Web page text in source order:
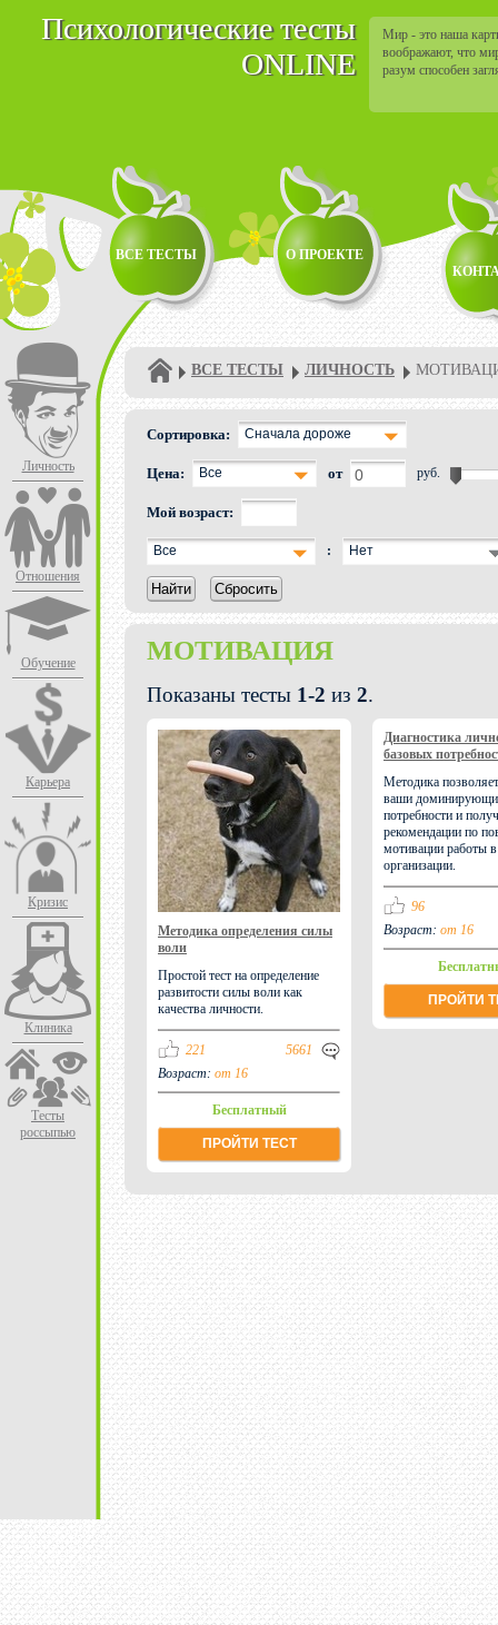
Психологические тесты
ONLINE
Мир - это наша
воображают, что
разум способен
ВСЕ ТЕСТЫ
О ПРОЕКТЕ
Личность
Отношения
Обучение
Карьера
Кризис
Клиника
Тесты
россыпью
ВСЕ ТЕСТЫ ЛИЧНОСТЬ
Сортировка: Сначала дороже
Цена: Все от руб.
Мой возраст:
Все : Нет
Найти Сбросить
МОТИВАЦИЯ
Показаны тесты 1-2 из 2.
Методика определения силы
воли
Простой тест на определение
развитости силы воли как
качества личности.
221
5661
Возраст: от 16
Бесплатный
ПРОЙТИ ТЕСТ
Диагностика
базовых
Методика
ваши
потребности и
рекомендации по
мотивации работы в
организации.
96
Возраст: от 16
ПРОЙТИ